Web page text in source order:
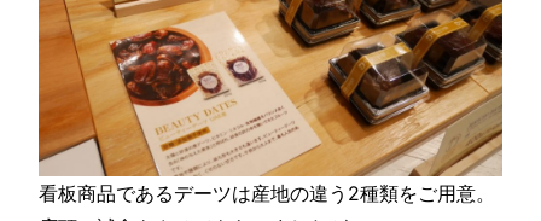
看板商品であるデーツは産地の違う2種類をご用意。